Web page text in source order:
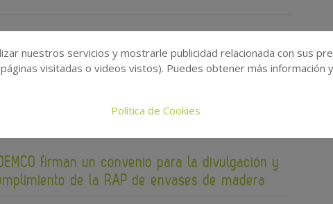
firman un convenio para la divulgación y
de la RAP de envases de madera
nuestros servicios y mostrarle publicidad relacionada con sus
visitadas o videos vistos). Puedes obtener más información
Política de Cookies